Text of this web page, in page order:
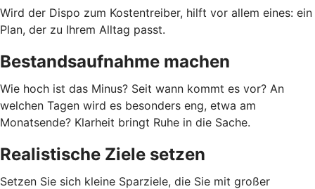
Wird der Dispo zum Kostentreiber, hilft vor allem eines: ein
Plan, der zu Ihrem Alltag passt.
Bestandsaufnahme machen
Wie hoch ist das Minus? Seit wann kommt es vor? An
welchen Tagen wird es besonders eng, etwa am
Monatsende? Klarheit bringt Ruhe in die Sache.
Realistische Ziele setzen
Setzen Sie sich kleine Sparziele, die Sie mit großer